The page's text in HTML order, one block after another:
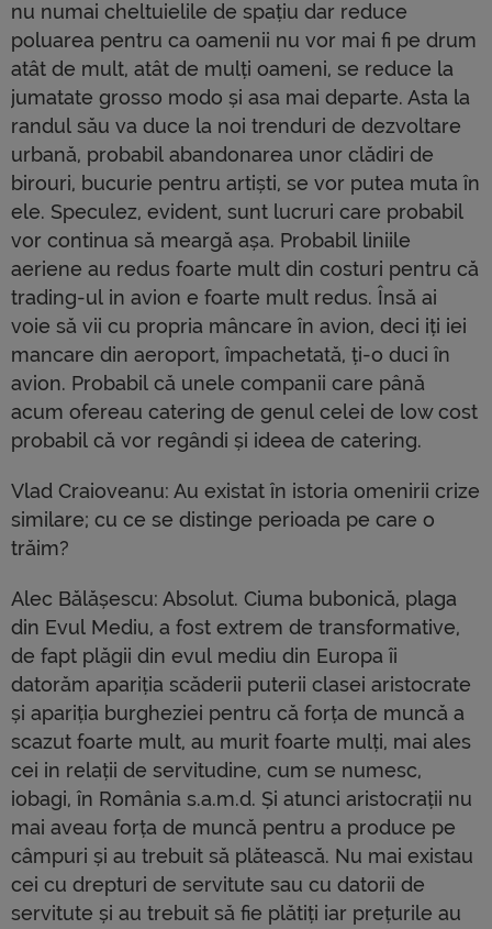
nu numai cheltuielile de spațiu dar reduce
poluarea pentru ca oamenii nu vor mai fi pe drum
atât de mult, atât de mulți oameni, se reduce la
jumatate grosso modo și asa mai departe. Asta la
randul său va duce la noi trenduri de dezvoltare
urbană, probabil abandonarea unor clădiri de
birouri, bucurie pentru artiști, se vor putea muta în
ele. Speculez, evident, sunt lucruri care probabil
vor continua să meargă așa. Probabil liniile
aeriene au redus foarte mult din costuri pentru că
trading-ul in avion e foarte mult redus. Însă ai
voie să vii cu propria mâncare în avion, deci iți iei
mancare din aeroport, împachetată, ți-o duci în
avion. Probabil că unele companii care până
acum ofereau catering de genul celei de low cost
probabil că vor regândi și ideea de catering.
Vlad Craioveanu: Au existat în istoria omenirii crize
similare; cu ce se distinge perioada pe care o
trăim?
Alec Bălășescu: Absolut. Ciuma bubonică, plaga
din Evul Mediu, a fost extrem de transformative,
de fapt plăgii din evul mediu din Europa îi
datorăm apariția scăderii puterii clasei aristocrate
și apariția burgheziei pentru că forța de muncă a
scazut foarte mult, au murit foarte mulți, mai ales
cei in relații de servitudine, cum se numesc,
iobagi, în România s.a.m.d. Și atunci aristocrații nu
mai aveau forța de muncă pentru a produce pe
câmpuri și au trebuit să plătească. Nu mai existau
cei cu drepturi de servitute sau cu datorii de
servitute și au trebuit să fie plătiți iar prețurile au